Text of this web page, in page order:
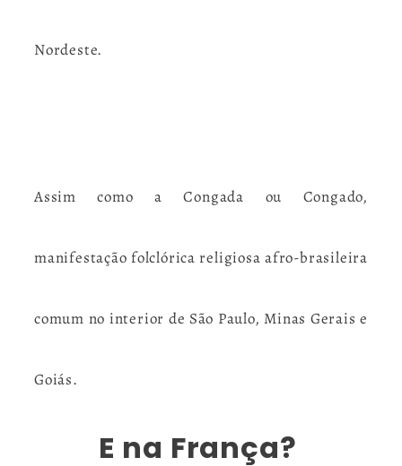
Nordeste.
Assim como a Congada ou Congado,
manifestação folclórica religiosa afro-brasileira
comum no interior de São Paulo, Minas Gerais e
Goiás.
E na França?